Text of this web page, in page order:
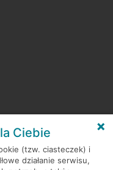
Ciebie
(tzw. ciasteczek) i
działanie serwisu,